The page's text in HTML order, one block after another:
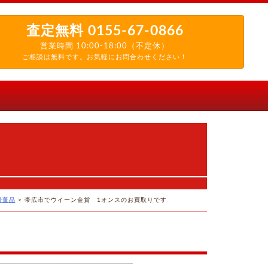
査定無料 0155-67-0866
営業時間 10:00-18:00（不定休）
ご相談は無料です。お気軽にお問合わせください！
董品 > 帯広市でウイーン金貨 1オンスのお買取りです